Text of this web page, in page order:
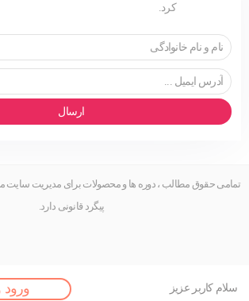
کرد.
ارسال
تمامی حقوق مطالب ، دوره ها و محصولات برای مدیریت
پیگرد قانونی دارد.
سلام کاربر عزیز
نرم افزار های تخصصی